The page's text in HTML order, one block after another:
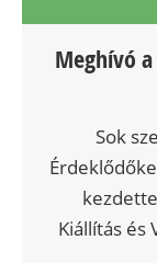
Meghívó
Sok
Kiállítás és